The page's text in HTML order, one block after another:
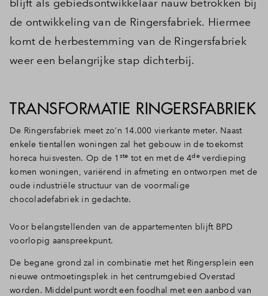
blijft als gebiedsontwikkelaar nauw betrokken bij
de ontwikkeling van de Ringersfabriek. Hiermee
komt de herbestemming van de Ringersfabriek
weer een belangrijke stap dichterbij.
TRANSFORMATIE RINGERSFABRIEK
De Ringersfabriek meet zo’n 14.000 vierkante meter. Naast
enkele tientallen woningen zal het gebouw in de toekomst
horeca huisvesten. Op de 1 ste tot en met de 4deverdieping
komen woningen, variërend in afmeting en ontworpen met de
oude industriële structuur van de voormalige
chocoladefabriek in gedachte.
Voor belangstellenden van de appartementen blijft BPD
voorlopig aanspreekpunt.
De begane grond zal in combinatie met het Ringersplein een
nieuwe ontmoetingsplek in het centrumgebied Overstad
worden. Middelpunt wordt een foodhal met een aanbod van